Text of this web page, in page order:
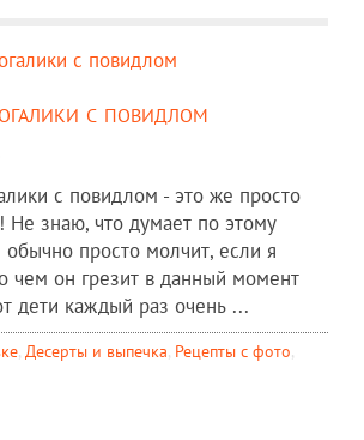
с повидлом
с повидлом - это же просто
Не знаю, что думает по этому
просто молчит, если я
чем он грезит в данный момент
дети каждый раз очень ...
, Десерты и выпечка, Рецепты c фото,